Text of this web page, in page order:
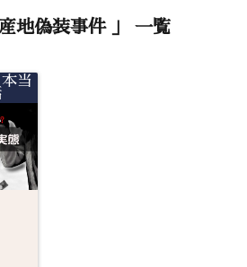
地偽装事件 」 一覧
当